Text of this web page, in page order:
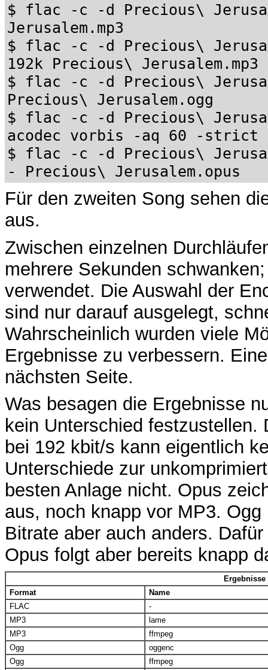
$ flac -c -d Precious\
Jerusalem.mp3
$ flac -c -d Precious\
192k Precious\ Jerusalem.mp3
$ flac -c -d Precious\
Precious\ Jerusalem.ogg
$ flac -c -d Precious\
acodec vorbis -aq 60 -strict
$ flac -c -d Precious\
- Precious\ Jerusalem.opus
Für den zweiten Song sehen
aus.
Zwischen einzelnen
mehrere Sekunden
verwendet. Die Auswahl der
sind nur darauf ausgelegt,
Wahrscheinlich wurden viele
Ergebnisse zu verbessern.
nächsten Seite.
Was besagen die Ergebnisse
kein Unterschied
bei 192 kbit/s kann eigentlich
Unterschiede zur
besten Anlage nicht. Opus
aus, noch knapp vor MP3.
Bitrate aber auch anders.
Opus folgt aber bereits knapp
Format
Name
FLAC
-
MP3
lame
MP3
ffmpeg
Ogg
oggenc
Ogg
ffmpeg